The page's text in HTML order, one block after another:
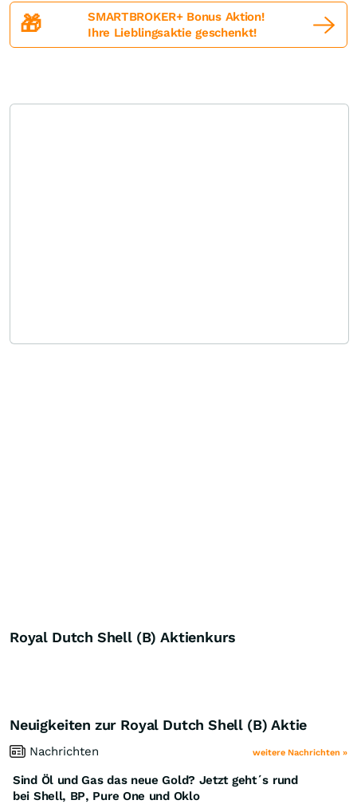
🎁
SMARTBROKER+ Bonus Aktion!
Ihre Lieblingsaktie geschenkt!
Royal Dutch Shell (B) Aktienkurs
Neuigkeiten zur Royal Dutch Shell (B) Aktie
Nachrichten weitere Nachrichten »
Sind Öl und Gas das neue Gold? Jetzt geht´s rund
bei Shell, BP, Pure One und Oklo